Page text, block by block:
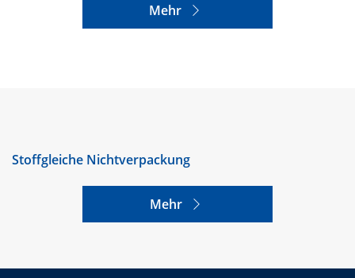
Mehr
Stoffgleiche Nichtverpackung
Mehr